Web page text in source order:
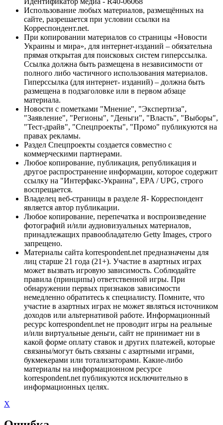
Использование любых материалов, размещённых на
сайте, разрешается при условии ссылки на
Корреспондент.net.
При копировании материалов со страницы «Новости
Украины и мира», для интернет-изданий – обязательна
прямая открытая для поисковых систем гиперссылка.
Ссылка должна быть размещена в независимости от
полного либо частичного использования материалов.
Гиперссылка (для интернет- изданий) – должна быть
размещена в подзаголовке или в первом абзаце
материала.
Новости с пометками "Мнение", "Экспертиза",
"Заявление", "Регионы", "Деньги", "Власть", "Выборы",
"Тест-драйв", "Спецпроекты", "Промо" публикуются на
правах рекламы.
Раздел Спецпроекты создается совместно с
коммерческими партнерами.
Любое копирование, публикация, републикация и
другое распространение информации, которое содержит
ссылку на "Интерфакс-Украина", EPA / UPG, строго
воспрещается.
Владелец веб-страницы в разделе Я- Корреспондент
является автор публикации.
Любое копирование, перепечатка и воспроизведение
фотографий и/или аудиовизуальных материалов,
принадлежащих правообладателю Getty Images, строго
запрещено.
Материалы сайта korrespondent.net предназначены для
лиц старше 21 года (21+). Участие в азартных играх
может вызвать игровую зависимость. Соблюдайте
правила (принципы) ответственной игры. При
обнаружении первых признаков зависимости
немедленно обратитесь к специалисту. Помните, что
участие в азартных играх не может являться источником
доходов или альтернативой работе. Информационный
ресурс korrespondent.net не проводит игры на реальные
и/или виртуальные деньги, сайт не принимает ни в
какой форме оплату ставок и других платежей, которые
связаны/могут быть связаны с азартными играми,
букмекерами или тотализаторами. Какие-либо
материалы на информационном ресурсе
korrespondent.net публикуются исключительно в
информационных целях.
X